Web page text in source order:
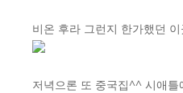
비온 후라 그런지 한가했던
저녁으론 또 중국집^^ 시애